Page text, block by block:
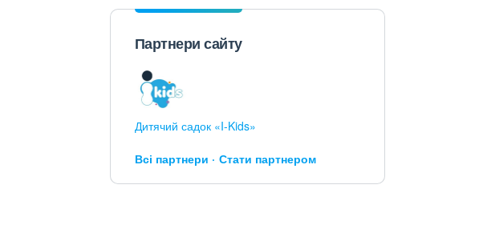
Партнери сайту
Дитячий садок «I-Kids»
Всі партнери Стати партнером